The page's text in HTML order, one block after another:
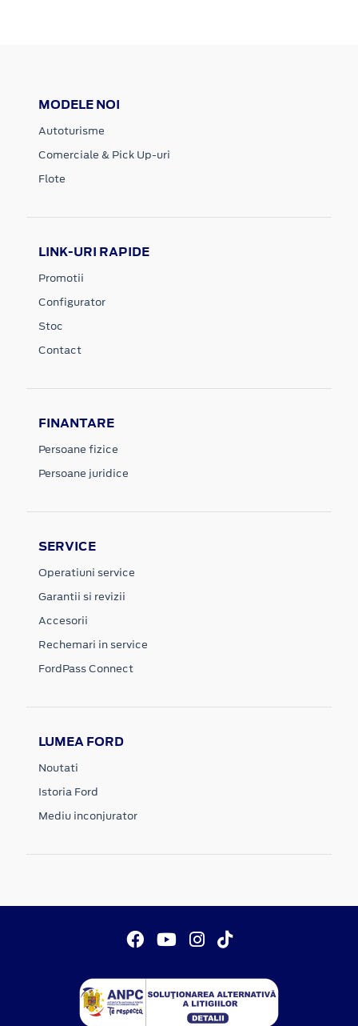
MODELE NOI
Autoturisme
Comerciale & Pick Up-uri
Flote
LINK-URI RAPIDE
Promotii
Configurator
Stoc
Contact
FINANTARE
Persoane fizice
Persoane juridice
SERVICE
Operatiuni service
Garantii si revizii
Accesorii
Rechemari in service
FordPass Connect
LUMEA FORD
Noutati
Istoria Ford
Mediu inconjurator